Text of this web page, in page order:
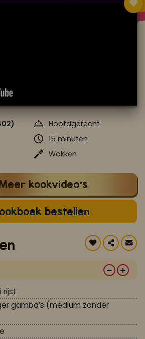
aan te melden voor Mijn Kookboek.
Hoofdgerecht
15 minuten
Wokken
kookvideo's
bestellen
rijst
gamba’s (medium zonder